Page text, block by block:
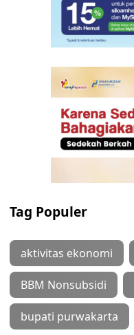
Tag Populer
aktivitas ekonomi
BBM Nonsubsidi
bupati purwakarta